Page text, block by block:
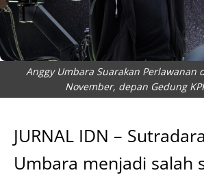
Anggy Umbara Suarakan Perlawanan
November, depan Gedung
JURNAL IDN –
Umbara menjadi salah